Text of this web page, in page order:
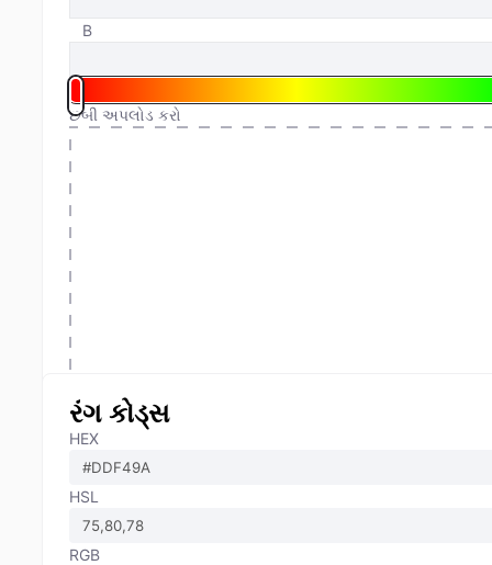
B
છબી અપલોડ કરો
રંગ કોડ્સ
HEX
HSL
RGB